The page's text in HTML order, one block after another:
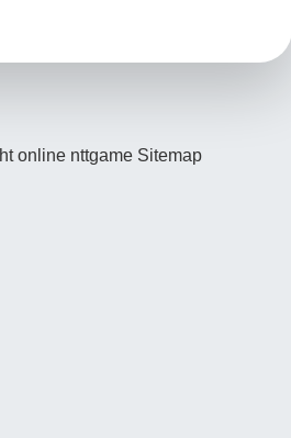
online nttgame Sitemap